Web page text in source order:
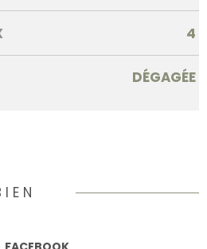
4
DÉGAGÉE